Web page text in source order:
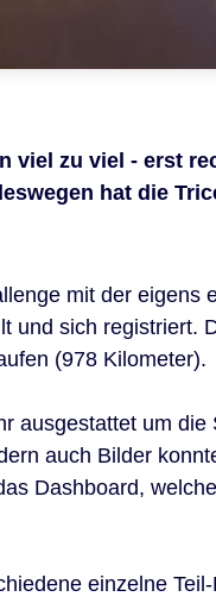
viel zu viel - erst
hat die
mit der
sich registriert.
(978 Kilometer).
ausgestattet um
auch Bilder
Dashboard,
einzelne